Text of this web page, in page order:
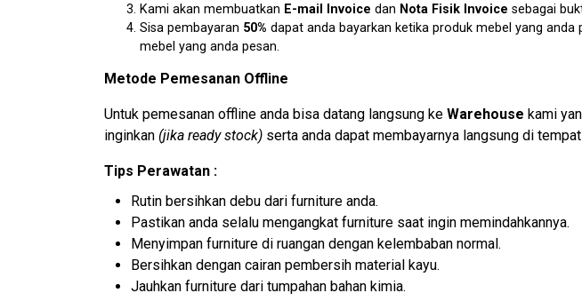
Kami akan membuatkan E-mail Invoice dan Nota Fisik Invoice sebagai
Sisa pembayaran 50% dapat anda bayarkan ketika produk mebel yang
mebel yang anda pesan.
Metode Pemesanan Offline
Untuk pemesanan offline anda bisa datang langsung ke Warehouse kami
inginkan (jika ready stock) serta anda dapat membayarnya langsung di
Tips Perawatan :
Rutin bersihkan debu dari furniture anda.
Pastikan anda selalu mengangkat furniture saat ingin memindahkannya.
Menyimpan furniture di ruangan dengan kelembaban normal.
Bersihkan dengan cairan pembersih material kayu.
Jauhkan furniture dari tumpahan bahan kimia.